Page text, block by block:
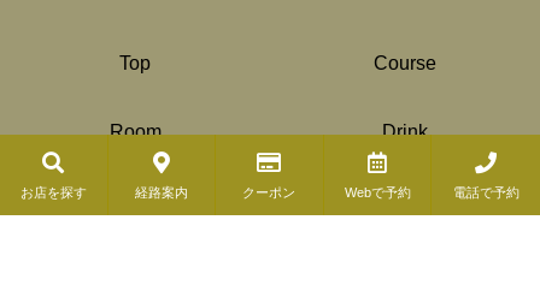
Top Course
Room Drink
© Copyright 2019 ( COSMIC DINER). All Rights Reserved.
お店を探す 経路案内 クーポン Webで予約 電話で予約